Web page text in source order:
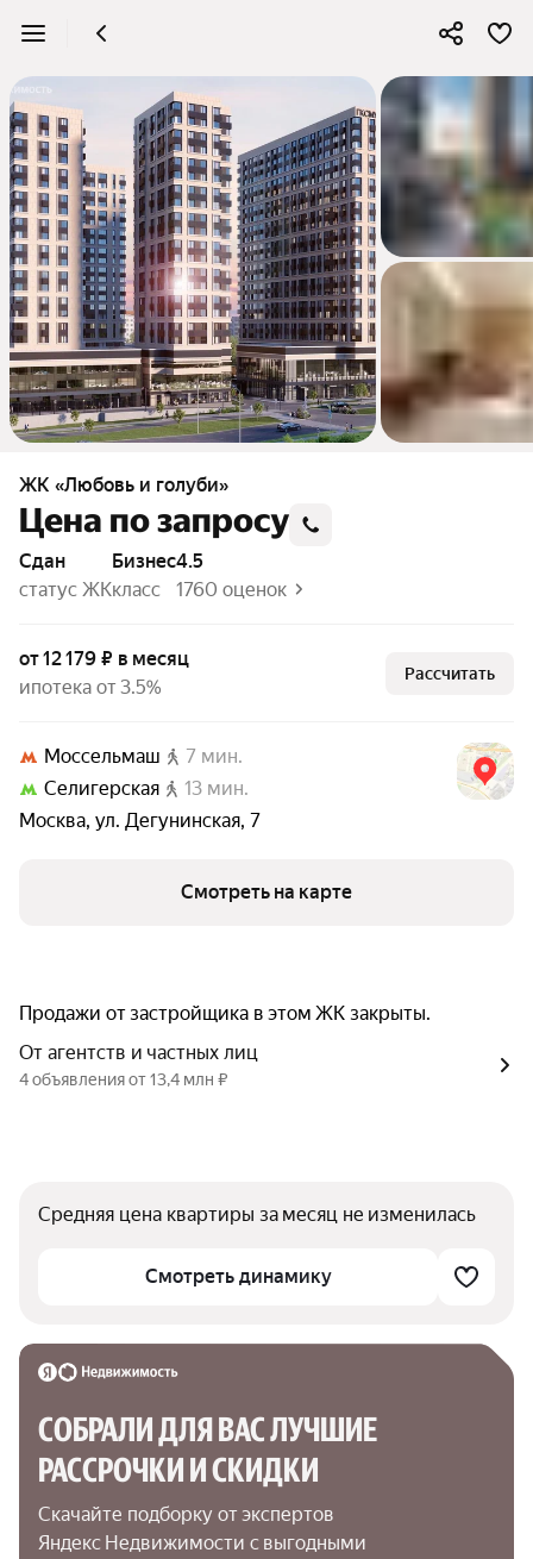
ЖК «Любовь и голуби»
Цена по запросу
Сдан
статус ЖК
бизнес
класс
4.5
1760 оценок
от 12 179 ₽ в месяц
ипотека от 3.5%
Рассчитать
Моссельмаш
7 мин.
Селигерская
13 мин.
Москва, ул. Дегунинская, 7
Смотреть на карте
Продажи от застройщика в этом ЖК закрыты.
От агентств и частных лиц
4 объявления от 13,4 млн ₽
Средняя цена квартиры за месяц не изменилась
Смотреть динамику
СОБРАЛИ ДЛЯ ВАС ЛУЧШИЕ
РАССРОЧКИ И СКИДКИ
Скачайте подборку от экспертов
Яндекс Недвижимости с выгодными